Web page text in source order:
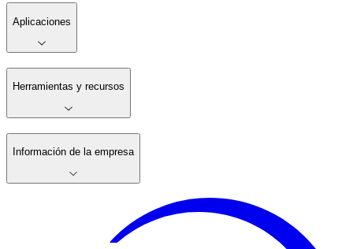
Aplicaciones
Herramientas y recursos
Información de la empresa